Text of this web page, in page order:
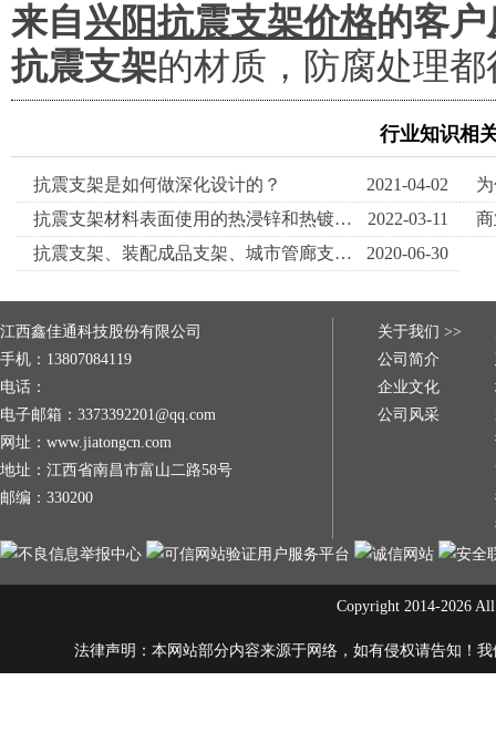
来自兴阳抗震支架价格的客户
抗震支架的材质，防腐处理
行业知识相
抗震支架是如何做深化设计的？
2021-04-02
抗震支架材料表面使用的热浸锌和热镀锌，你分清楚了吗？
2022-03-11
抗震支架、装配成品支架、城市管廊支架解析
2020-06-30
江西鑫佳通科技股份有限公司
手机：13807084119
电话：
电子邮箱：3373392201@qq.com
网址：www.jiatongcn.com
地址：江西省南昌市富山二路58号
邮编：330200
关于我们 >>
公司简介
企业文化
公司风采
Copyright 2014-2026
法律声明：本网站部分内容来源于网络，如有侵权请告知！